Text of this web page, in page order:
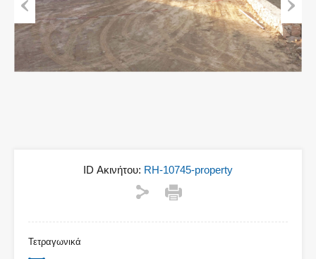
Previous Next
ID Ακινήτου: RH-10745-property
Τετραγωνικά